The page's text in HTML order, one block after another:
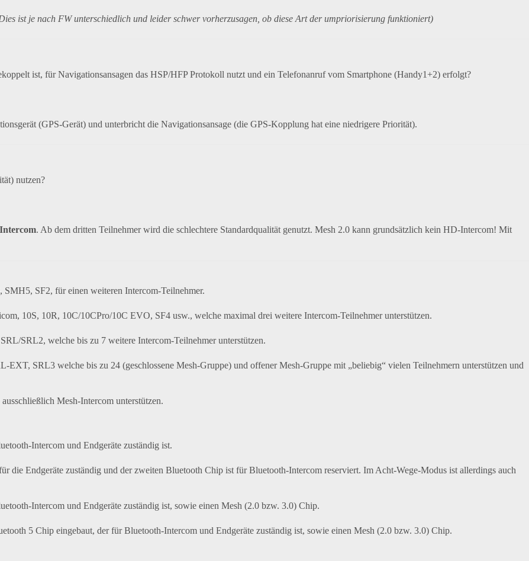
ist je nach FW unterschiedlich und leider schwer vorherzusagen, ob diese Art der umpriorisierung funktioniert)
ist, für Navigationsansagen das HSP/HFP Protokoll nutzt und ein Telefonanruf vom Smartphone (Handy1+2) erfolgt?
(GPS-Gerät) und unterbricht die Navigationsansage (die GPS-Kopplung hat eine niedrigere Priorität).
nutzen?
. Ab dem dritten Teilnehmer wird die schlechtere Standardqualität genutzt. Mesh 2.0 kann grundsätzlich kein HD-Intercom! Mit
SF2, für einen weiteren Intercom-Teilnehmer.
10S, 10R, 10C/10CPro/10C EVO, SF4 usw., welche maximal drei weitere Intercom-Teilnehmer unterstützen.
SRL2, welche bis zu 7 weitere Intercom-Teilnehmer unterstützen.
SRL3 welche bis zu 24 (geschlossene Mesh-Gruppe) und offener Mesh-Gruppe mit „beliebig“ vielen Teilnehmern unterstützen und
Mesh-Intercom unterstützen.
Intercom und Endgeräte zuständig ist.
die Endgeräte zuständig und der zweiten Bluetooth Chip ist für Bluetooth-Intercom reserviert. Im Acht-Wege-Modus ist allerdings auch
Intercom und Endgeräte zuständig ist, sowie einen Mesh (2.0 bzw. 3.0) Chip.
5 Chip eingebaut, der für Bluetooth-Intercom und Endgeräte zuständig ist, sowie einen Mesh (2.0 bzw. 3.0) Chip.